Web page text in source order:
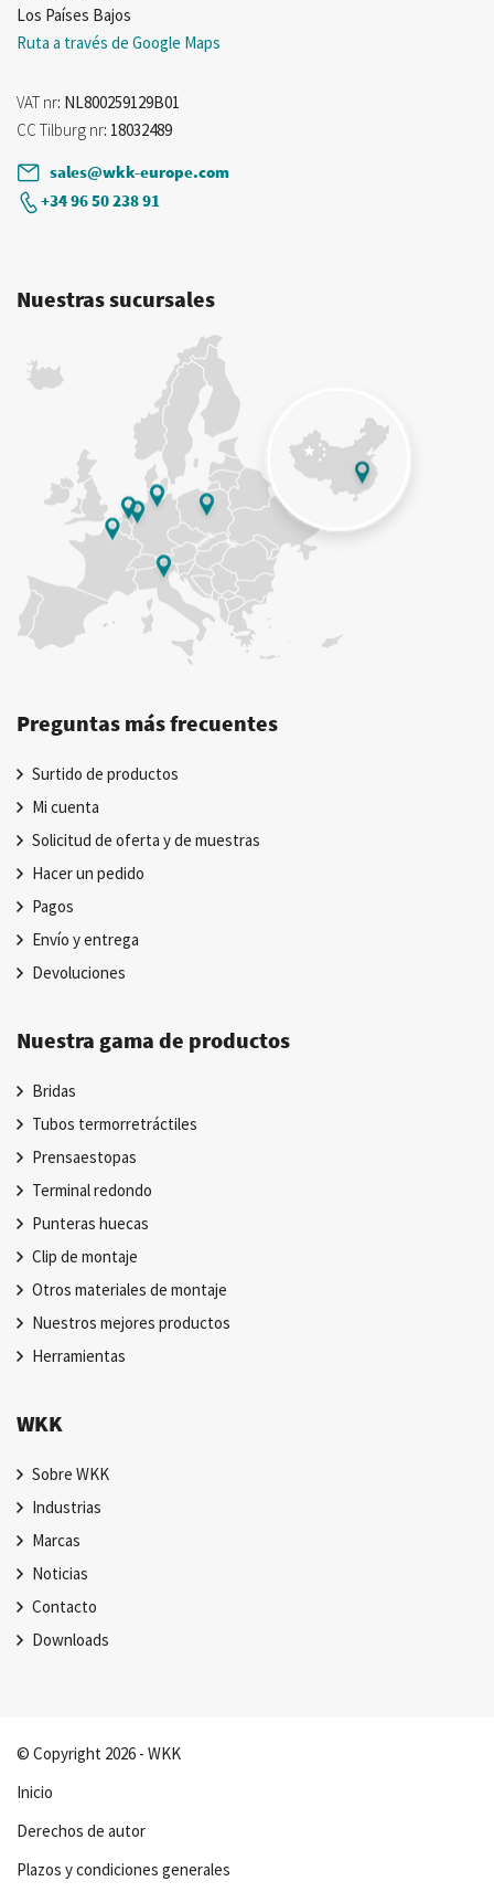
Los Países Bajos
Ruta a través de Google Maps
VAT nr: NL800259129B01
CC Tilburg nr: 18032489
sales@wkk-europe.com
+34 96 50 238 91
Nuestras sucursales
Preguntas más frecuentes
Surtido de productos
Mi cuenta
Solicitud de oferta y de muestras
Hacer un pedido
Pagos
Envío y entrega
Devoluciones
Nuestra gama de productos
Bridas
Tubos termorretráctiles
Prensaestopas
Terminal redondo
Punteras huecas
Clip de montaje
Otros materiales de montaje
Nuestros mejores productos
Herramientas
WKK
Sobre WKK
Industrias
Marcas
Noticias
Contacto
Downloads
© Copyright 2026 - WKK
Inicio
Derechos de autor
Plazos y condiciones generales